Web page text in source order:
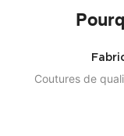
Coutures de